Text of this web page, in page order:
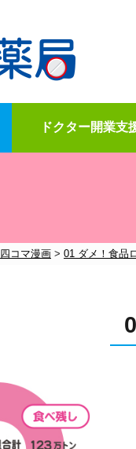
ドクター開業支
四コマ漫画 > 01 ダメ！食品